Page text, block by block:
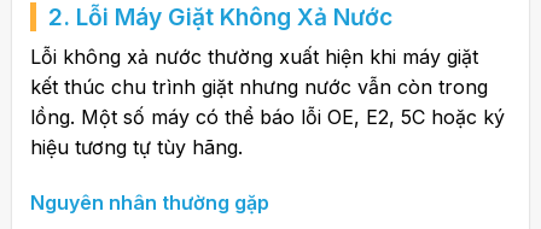
2. Lỗi Máy GiặtKhông Xả Nước
Lỗi không xả nước thường xuất hiện khi máy giặt
kết thúc chu trình giặt nhưng nước vẫn còn trong
lồng. Một số máy có thể báo lỗi OE, E2, 5C hoặc ký
hiệu tương tự tùy hãng.
Nguyên nhân thường gặp